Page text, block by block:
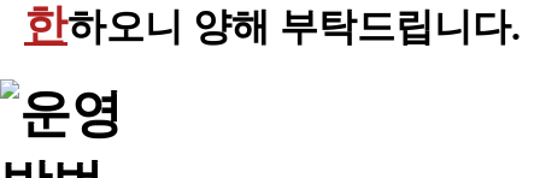
한하오니 양해 부탁드립니다.